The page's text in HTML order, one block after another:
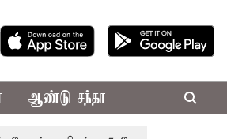
ஆண்டு சந்தா